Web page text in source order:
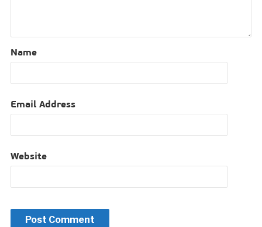
Name
Email Address
Website